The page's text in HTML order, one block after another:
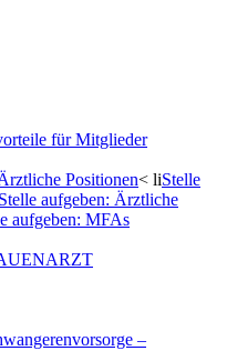
für Mitglieder
Positionen< liStelle
Stelle aufgeben: Ärztliche
aufgeben: MFAs
–